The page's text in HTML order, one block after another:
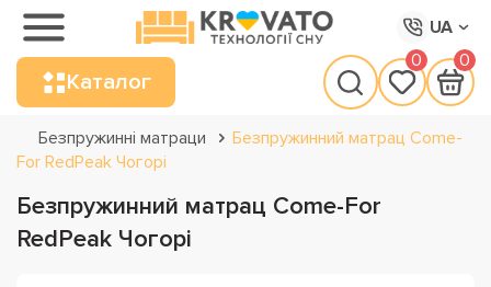
UA
Каталог
0 0
Безпружинні матраци
Безпружинний матрац Come-
For RedPeak Чогорі
Безпружинний матрац Come-For
RedPeak Чогорі